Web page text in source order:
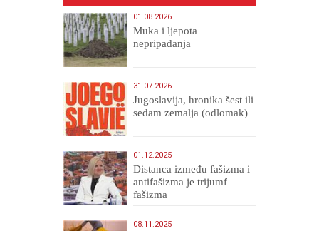
01.08.2026
Muka i ljepota
nepripadanja
31.07.2026
Jugoslavija, hronika šest ili
sedam zemalja (odlomak)
01.12.2025
Distanca između fašizma i
antifašizma je trijumf
fašizma
08.11.2025